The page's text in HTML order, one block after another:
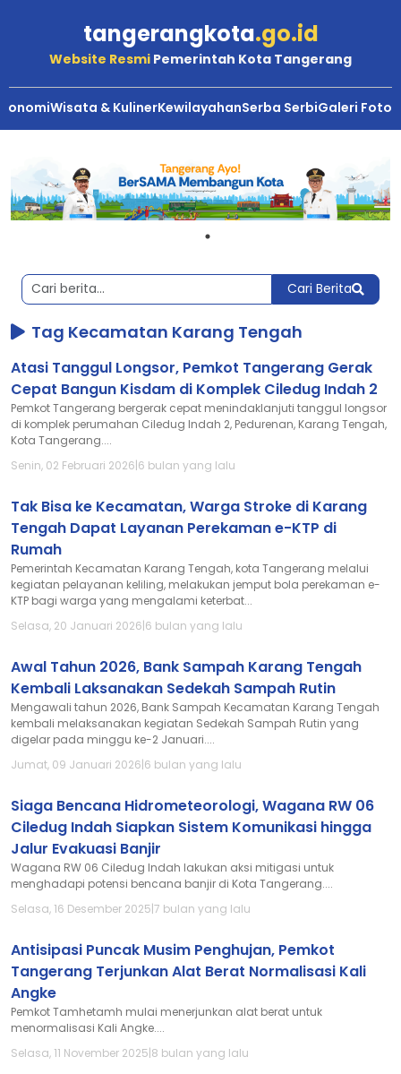
tangerangkota.go.id
Website Resmi Pemerintah Kota Tangerang
Wisata & KulinerKewilayahanSerba SerbiGaleri Foto
Kota
Tangerang
Cari Berita
Tag Kecamatan Karang Tengah
Atasi Tanggul Longsor, Pemkot Tangerang Gerak
Cepat Bangun Kisdam di Komplek Ciledug Indah 2
Pemkot Tangerang bergerak cepat menindaklanjuti tanggul longsor
di komplek perumahan Ciledug Indah 2, Pedurenan, Karang Tengah,
Kota Tangerang....
Senin, 02 Februari 2026|6 bulan yang lalu
Tak Bisa ke Kecamatan, Warga Stroke di Karang
Tengah Dapat Layanan Perekaman e-KTP di
Rumah
Pemerintah Kecamatan Karang Tengah, kota Tangerang melalui
kegiatan pelayanan keliling, melakukan jemput bola perekaman e-
KTP bagi warga yang mengalami keterbat...
Selasa, 20 Januari 2026|6 bulan yang lalu
Awal Tahun 2026, Bank Sampah Karang Tengah
Kembali Laksanakan Sedekah Sampah Rutin
Mengawali tahun 2026, Bank Sampah Kecamatan Karang Tengah
kembali melaksanakan kegiatan Sedekah Sampah Rutin yang
digelar pada minggu ke-2 Januari....
Jumat, 09 Januari 2026|6 bulan yang lalu
Siaga Bencana Hidrometeorologi, Wagana RW 06
Ciledug Indah Siapkan Sistem Komunikasi hingga
Jalur Evakuasi Banjir
Wagana RW 06 Ciledug Indah lakukan aksi mitigasi untuk
menghadapi potensi bencana banjir di Kota Tangerang....
Selasa, 16 Desember 2025|7 bulan yang lalu
Antisipasi Puncak Musim Penghujan, Pemkot
Tangerang Terjunkan Alat Berat Normalisasi Kali
Angke
Pemkot Tamhetamh mulai menerjunkan alat berat untuk
menormalisasi Kali Angke....
Selasa, 11 November 2025|8 bulan yang lalu